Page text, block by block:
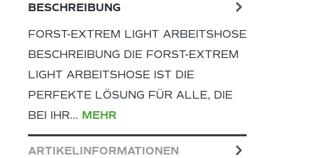
BESCHREIBUNG
FORST-EXTREM LIGHT ARBEITSHOSE
BESCHREIBUNG DIE FORST-EXTREM
LIGHT ARBEITSHOSE IST DIE
PERFEKTE LÖSUNG FÜR ALLE, DIE
BEI IHR… MEHR
ARTIKELINFORMATIONEN